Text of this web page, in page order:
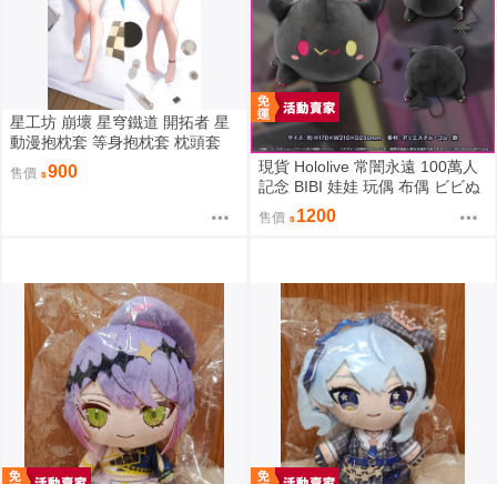
星工坊 崩壞 星穹鐵道 開拓者 星
動漫抱枕套 等身抱枕套 枕頭套
售價 900
現貨 Hololive 常闇永遠 100萬人
記念 BIBI 娃娃 玩偶 布偶 ビビぬ
いぐるみ 常闇トワ 100万人記念
100萬
售價 1200